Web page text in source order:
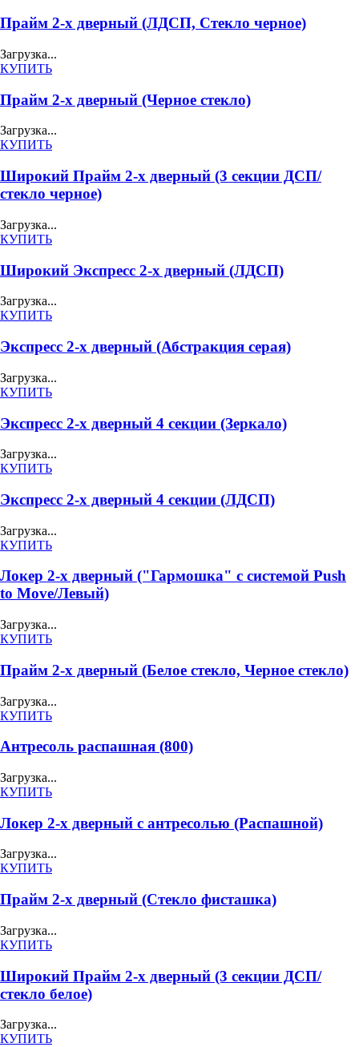
Прайм 2-х дверный (ЛДСП, Стекло черное)
Загрузка...
КУПИТЬ
Прайм 2-х дверный (Черное стекло)
Загрузка...
КУПИТЬ
Широкий Прайм 2-х дверный (3 секции ДСП/
стекло черное)
Загрузка...
КУПИТЬ
Широкий Экспресс 2-х дверный (ЛДСП)
Загрузка...
КУПИТЬ
Экспресс 2-х дверный (Абстракция серая)
Загрузка...
КУПИТЬ
Экспресс 2-х дверный 4 секции (Зеркало)
Загрузка...
КУПИТЬ
Экспресс 2-х дверный 4 секции (ЛДСП)
Загрузка...
КУПИТЬ
Локер 2-х дверный ("Гармошка" с системой Push
to Move/Левый)
Загрузка...
КУПИТЬ
Прайм 2-х дверный (Белое стекло, Черное стекло)
Загрузка...
КУПИТЬ
Антресоль распашная (800)
Загрузка...
КУПИТЬ
Локер 2-х дверный с антресолью (Распашной)
Загрузка...
КУПИТЬ
Прайм 2-х дверный (Стекло фисташка)
Загрузка...
КУПИТЬ
Широкий Прайм 2-х дверный (3 секции ДСП/
стекло белое)
Загрузка...
КУПИТЬ